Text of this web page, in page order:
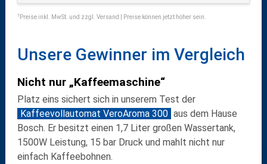
1 Preise inkl. MwSt. und zzgl. Versand | Preise können jetzt höher sein.
Unsere Gewinner im Vergleich
Nicht nur „Kaffeemaschine“
Platz eins sichert sich in unserem Test der
Kaffeevollautomat VeroAroma 300 aus dem Hause
Bosch. Er besitzt einen 1,7 Liter großen Wassertank,
1500W Leistung, 15 bar Druck und mahlt nicht nur
einfach Kaffeebohnen.